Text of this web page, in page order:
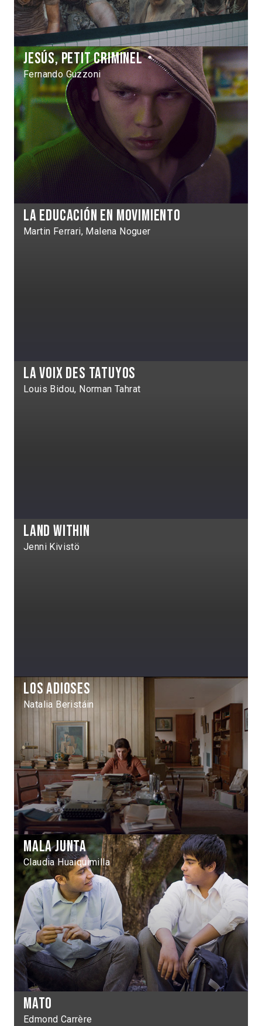
Jesús, petit criminel
Fernando Guzzoni
La Educación en Movimiento
Martin Ferrari, Malena Noguer
La Voix des Tatuyos
Louis Bidou, Norman Tahrat
Land Within
Jenni Kivistö
Los Adioses
Natalia Beristáin
Mala junta
Claudia Huaiquimilla
Mato
Edmond Carrère